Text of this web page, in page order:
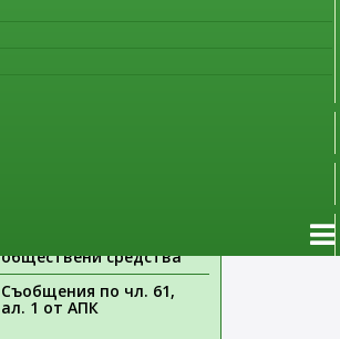
обществени средства
Съобщения по чл. 61,
ал. 1 от АПК